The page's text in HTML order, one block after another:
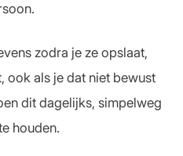
zodra je ze opslaat,
ook als je dat niet bewust
dit dagelijks, simpelweg
houden.